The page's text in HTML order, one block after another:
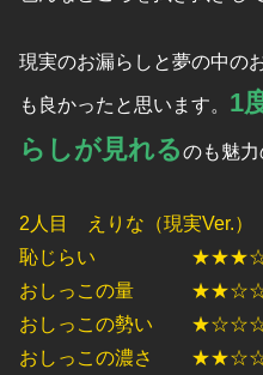
現実のお漏らしと夢の中の
も良かったと思います。 1
らしが見れるのも魅力
2人目 えりな（現実Ver.）
恥じらい
おしっこの量
おしっこの勢い
おしっこの濃さ